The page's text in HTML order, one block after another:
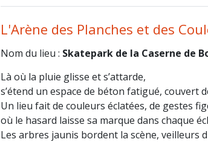
L'Arène des Planches et des
Nom du lieu : Skatepark de la Caserne de
Là où la pluie glisse et s’attarde,
s’étend un espace de béton fatigué, couvert
Un lieu fait de couleurs éclatées, de gestes
où le hasard laisse sa marque dans chaque
Les arbres jaunis bordent la scène, veilleurs